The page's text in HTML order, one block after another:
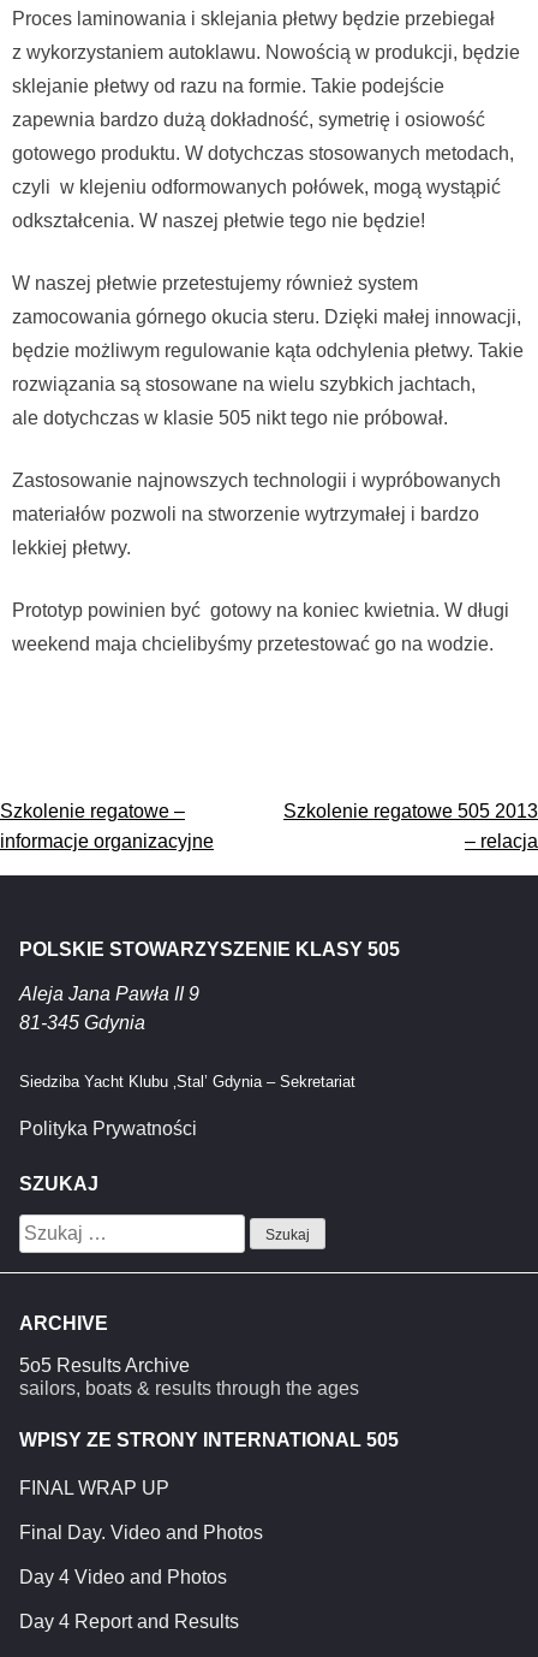
Proces laminowania i sklejania płetwy będzie przebiegał
z wykorzystaniem autoklawu. Nowością w produkcji, będzie
sklejanie płetwy od razu na formie. Takie podejście
zapewnia bardzo dużą dokładność, symetrię i osiowość
gotowego produktu. W dotychczas stosowanych metodach,
czyli w klejeniu odformowanych połówek, mogą wystąpić
odkształcenia. W naszej płetwie tego nie będzie!
W naszej płetwie przetestujemy również system
zamocowania górnego okucia steru. Dzięki małej innowacji,
będzie możliwym regulowanie kąta odchylenia płetwy. Takie
rozwiązania są stosowane na wielu szybkich jachtach,
ale dotychczas w klasie 505 nikt tego nie próbował.
Zastosowanie najnowszych technologii i wypróbowanych
materiałów pozwoli na stworzenie wytrzymałej i bardzo
lekkiej płetwy.
Prototyp powinien być gotowy na koniec kwietnia. W długi
weekend maja chcielibyśmy przetestować go na wodzie.
Nawigacja
wpisu
Szkolenie regatowe –
informacje organizacyjne
Szkolenie regatowe 505 2013
– relacja
POLSKIE STOWARZYSZENIE KLASY 505
Aleja Jana Pawła II 9
81-345 Gdynia
Siedziba Yacht Klubu ‚Stal’ Gdynia – Sekretariat
Polityka Prywatności
SZUKAJ
Szukaj:
ARCHIVE
5o5 Results Archive
sailors, boats & results through the ages
WPISY ZE STRONY INTERNATIONAL 505
FINAL WRAP UP
Final Day. Video and Photos
Day 4 Video and Photos
Day 4 Report and Results